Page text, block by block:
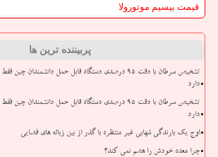
قیمت بیسیم موتورولا
پربیننده ترین ها
تشخیص سرطان با دقت ۹۵ درصدی دستگاه قابل حمل دانشمندان
دارد
تشخیص سرطان با دقت ۹۵ درصدی دستگاه قابل حمل دانشمندان
دارد
اوج یک بارندگی شهابی غیر منتظره با گذر از بین زباله های فضایی
چرا معده خودش را هضم نمی کند؟